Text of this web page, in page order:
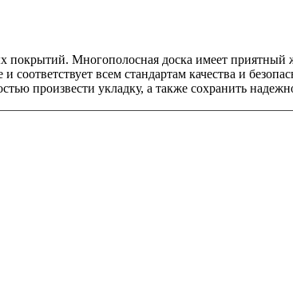
покрытий. Многополосная доска имеет
всем стандартам качества и
произвести укладку, а также сохранить